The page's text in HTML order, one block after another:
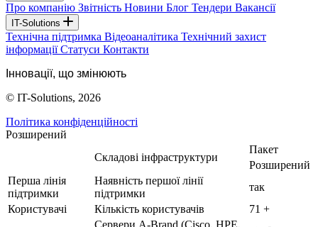
Про компанію Звітність Новини Блог Тендери Вакансії
IT-Solutions
Технічна підтримка Відеоаналітика Технічний захист
інформаціїСтатуси Контакти
Інновації, що змінюють
© IT-Solutions, 2026
Політика конфіденційності
Розширений
Складові інфраструктури
Пакет
Розширений
Перша лінія
підтримки
Наявність першої лінії
підтримки
так
Користувачі
Кількість користувачів 71 +
Сервери A-Brand (Cisco, HPE,